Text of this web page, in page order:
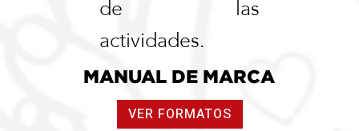
de las
actividades.
MANUAL DE MARCA
VER FORMATOS